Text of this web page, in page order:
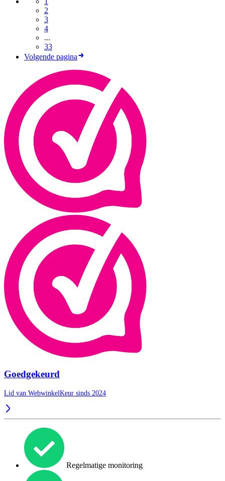
2
3
4
...
33
Volgende pagina
Goedgekeurd
Lid van WebwinkelKeur sinds 2024
Regelmatige monitoring